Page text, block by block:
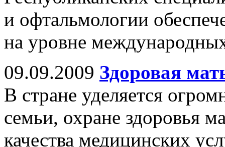
и офтальмологии
на уровне
09.09.2009 Здоровая
В стране уделяется
семьи, охране здоровья
качества медицинских